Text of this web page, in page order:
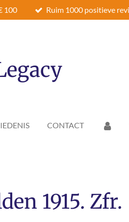
100 Ruim 1000 positieve
CONTACT
1915. Zfr.